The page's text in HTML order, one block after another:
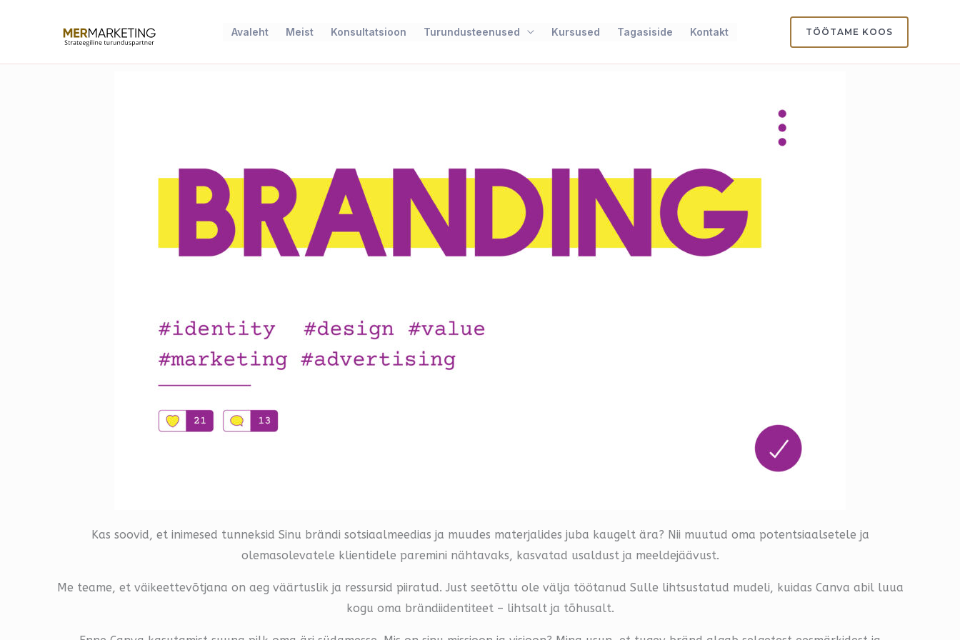
Avaleht Meist Konsultatsioon Turundusteenused Kursused Tagasiside Kontakt TÖÖTAME KOOS
Kas soovid, et inimesed tunneksid Sinu brändi sotsiaalmeedias ja muudes materjalides juba kaugelt ära? Nii muutud oma potentsiaalsetele ja
olemasolevatele klientidele paremini nähtavaks, kasvatad usaldust ja meeldejäävust.
Me teame, et väikeettevõtjana on aeg väärtuslik ja ressursid piiratud. Just seetõttu ole välja töötanud Sulle lihtsustatud mudeli, kuidas Canva abil luua
kogu oma brändiidentiteet – lihtsalt ja tõhusalt.